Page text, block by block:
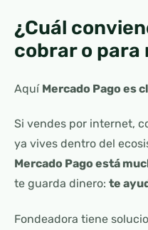
¿Cuál
cobrar o para
Aquí Mercado Pago es
Si vendes por internet,
ya vives dentro del
Mercado Pago está
te guarda dinero: te
Fondeadora tiene